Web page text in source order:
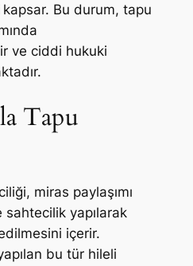
Bu durum, tapu
ve ciddi hukuki
Tapu
miras paylaşımı
sahtecilik yapılarak
içerir.
bu tür hileli